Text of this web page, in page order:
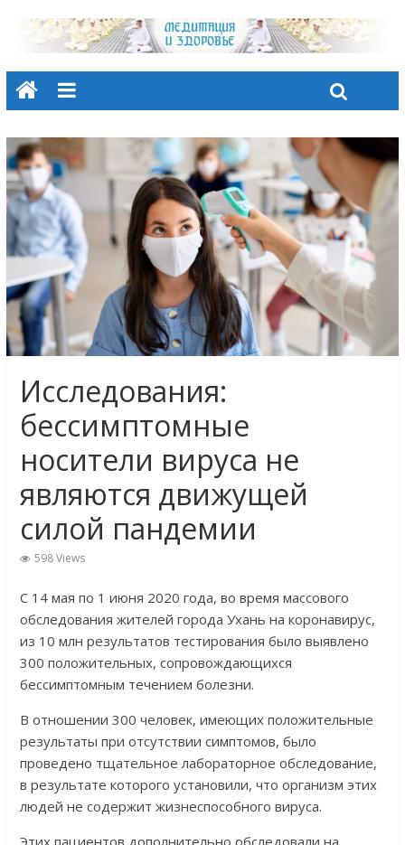
Исследования:
бессимптомные
носители вируса не
являются движущей
силой пандемии
598 Views
С 14 мая по 1 июня 2020 года, во время массового
обследования жителей города Ухань на коронавирус,
из 10 млн результатов тестирования было выявлено
300 положительных, сопровождающихся
бессимптомным течением болезни.
В отношении 300 человек, имеющих положительные
результаты при отсутствии симптомов, было
проведено тщательное лабораторное обследование,
в результате которого установили, что организм этих
людей не содержит жизнеспособного вируса.
Этих пациентов дополнительно обследовали на